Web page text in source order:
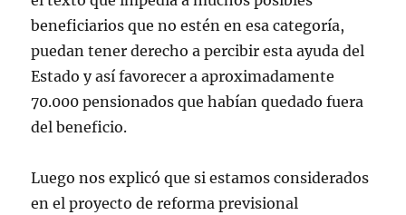
beneficiarios que no estén en esa categoría,
puedan tener derecho a percibir esta ayuda del
Estado y así favorecer a aproximadamente
70.000 pensionados que habían quedado fuera
del beneficio.
Luego nos explicó que si estamos considerados
en el proyecto de reforma previsional